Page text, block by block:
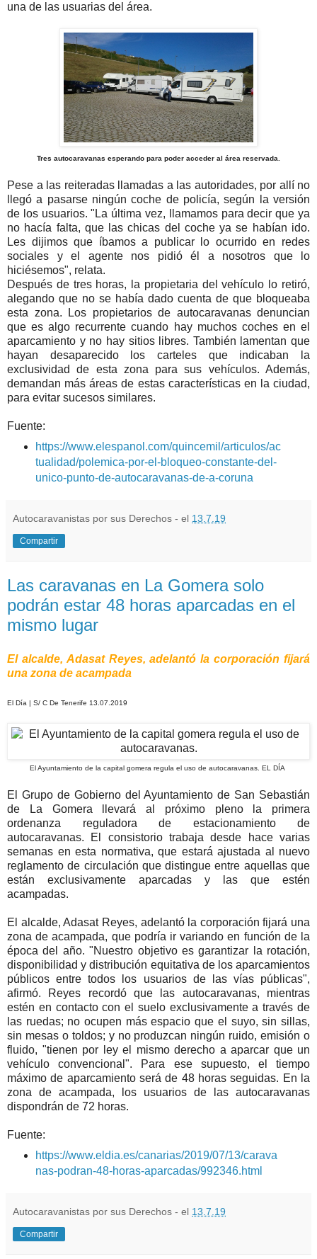
una de las usuarias del área.
Tres autocaravanas esperando para poder acceder al área reservada.
Pese a las reiteradas llamadas a las autoridades, por allí no
llegó a pasarse ningún coche de policía, según la versión
de los usuarios. "La última vez, llamamos para decir que ya
no hacía falta, que las chicas del coche ya se habían ido.
Les dijimos que íbamos a publicar lo ocurrido en redes
sociales y el agente nos pidió él a nosotros que lo
hiciésemos", relata.
Después de tres horas, la propietaria del vehículo lo retiró,
alegando que no se había dado cuenta de que bloqueaba
esta zona. Los propietarios de autocaravanas denuncian
que es algo recurrente cuando hay muchos coches en el
aparcamiento y no hay sitios libres. También lamentan que
hayan desaparecido los carteles que indicaban la
exclusividad de esta zona para sus vehículos. Además,
demandan más áreas de estas características en la ciudad,
para evitar sucesos similares.
Fuente:
https://www.elespanol.com/quincemil/articulos/ac
tualidad/polemica-por-el-bloqueo-constante-del-
unico-punto-de-autocaravanas-de-a-coruna
Autocaravanistas por sus Derechos - el 13.7.19
Compartir
Las caravanas en La Gomera solo
podrán estar 48 horas aparcadas en el
mismo lugar
El alcalde, Adasat Reyes, adelantó la corporación fijará
una zona de acampada
El Día | S/ C De Tenerife 13.07.2019
El Ayuntamiento de la capital gomera regula el uso de autocaravanas. EL DÍA
El Grupo de Gobierno del Ayuntamiento de San Sebastián
de La Gomera llevará al próximo pleno la primera
ordenanza reguladora de estacionamiento de
autocaravanas. El consistorio trabaja desde hace varias
semanas en esta normativa, que estará ajustada al nuevo
reglamento de circulación que distingue entre aquellas que
están exclusivamente aparcadas y las que estén
acampadas.
El alcalde, Adasat Reyes, adelantó la corporación fijará una
zona de acampada, que podría ir variando en función de la
época del año. "Nuestro objetivo es garantizar la rotación,
disponibilidad y distribución equitativa de los aparcamientos
públicos entre todos los usuarios de las vías públicas",
afirmó. Reyes recordó que las autocaravanas, mientras
estén en contacto con el suelo exclusivamente a través de
las ruedas; no ocupen más espacio que el suyo, sin sillas,
sin mesas o toldos; y no produzcan ningún ruido, emisión o
fluido, "tienen por ley el mismo derecho a aparcar que un
vehículo convencional". Para ese supuesto, el tiempo
máximo de aparcamiento será de 48 horas seguidas. En la
zona de acampada, los usuarios de las autocaravanas
dispondrán de 72 horas.
Fuente:
https://www.eldia.es/canarias/2019/07/13/carava
nas-podran-48-horas-aparcadas/992346.html
Autocaravanistas por sus Derechos - el 13.7.19
Compartir